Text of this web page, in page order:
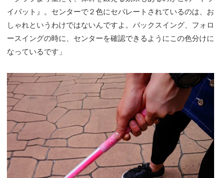
イバット』。センターで２色にセパレートされているのは、お
しゃれというわけではないんですよ。バックスイング、フォロ
ースイングの時に、センターを確認できるようにこの色分けに
なっているです」